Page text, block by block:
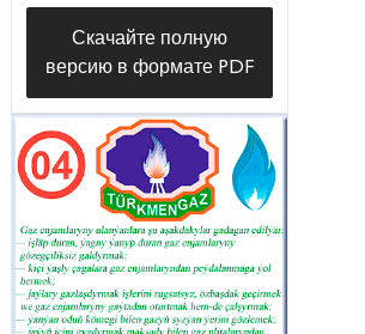
Скачайте полную
версию в формате PDF